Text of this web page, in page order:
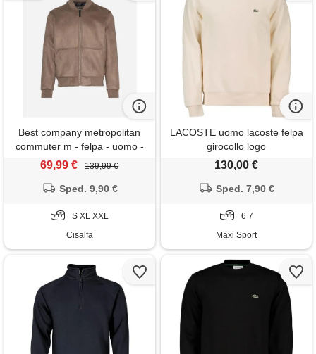
Best company metropolitan
commuter m - felpa - uomo -
beige
69,99 € 139,99 €
Sped. 9,90 €
S XL XXL
Cisalfa
LACOSTE uomo lacoste felpa
girocollo logo
130,00 €
Sped. 7,90 €
6 7
Maxi Sport